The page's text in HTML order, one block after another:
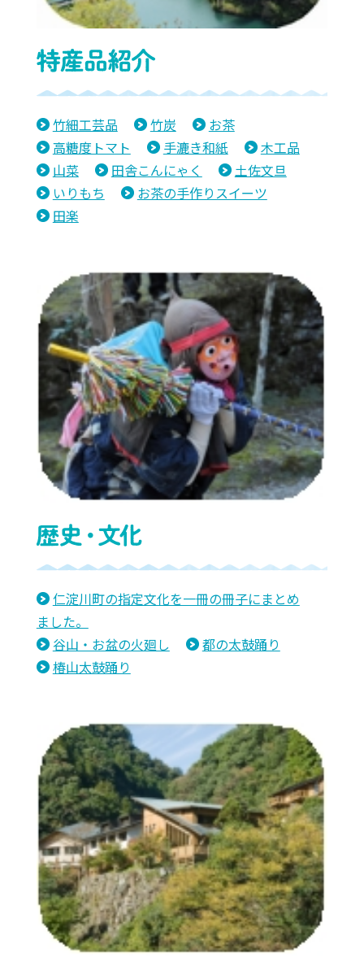
竹細工芸品 竹炭
お茶
高糖度トマト
手漉き和紙
木工品
山菜
田舎こんにゃく
土佐文旦
いりもち
お茶の手作りスイーツ
田楽
仁淀川町の指定文化を一冊の冊子にまとめ
ました。
谷山・お盆の火廻し
都の太鼓踊り
椿山太鼓踊り